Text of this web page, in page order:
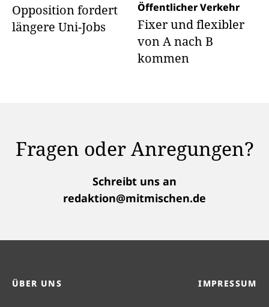
Opposition fordert
längere Uni-Jobs
Öffentlicher Verkehr
Fixer und flexibler
von A nach B
kommen
Fragen oder Anregungen?
Schreibt uns an
redaktion@mitmischen.de
ÜBER UNS IMPRESSUM